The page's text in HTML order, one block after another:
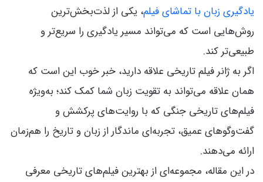
یادگیری زبان با تماشای فیلم، یکی از لذت‌بخش‌ترین
روش‌هایی است که می‌تواند مسیر یادگیری را سریع‌تر و
طبیعی‌تر کند.
اگر به ژانر فیلم تاریخی علاقه دارید، خبر خوب این است که
همان علاقه می‌تواند به تقویت زبان شما کمک کند؛ به‌ویژه
فیلم‌های تاریخی جنگی که با روایت‌های پرکشش و
گفت‌وگوهای عمیق، تجربه‌ای ماندگار از زبان و تاریخ را هم‌زمان
ارائه می‌دهند.
در این مقاله، مجموعه‌ای از بهترین فیلم‌های تاریخی معرفی